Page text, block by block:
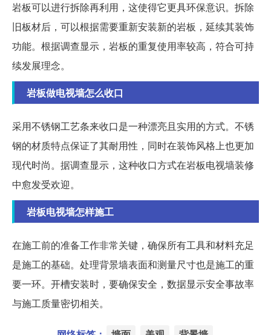
岩板可以进行拆除再利用，这使得它更具环保意识。拆除
旧板材后，可以根据需要重新安装新的岩板，延续其装饰
功能。根据调查显示，岩板的重复使用率较高，符合可持
续发展理念。
岩板做电视墙怎么收口
采用不锈钢工艺条来收口是一种漂亮且实用的方式。不锈
钢的材质特点保证了其耐用性，同时在装饰风格上也更加
现代时尚。据调查显示，这种收口方式在岩板电视墙装修
中愈发受欢迎。
岩板电视墙怎样施工
在施工前的准备工作非常关键，确保所有工具和材料充足
是施工的基础。处理背景墙表面和测量尺寸也是施工的重
要一环。开槽安装时，要确保安全，数据显示安全事故率
与施工质量密切相关。